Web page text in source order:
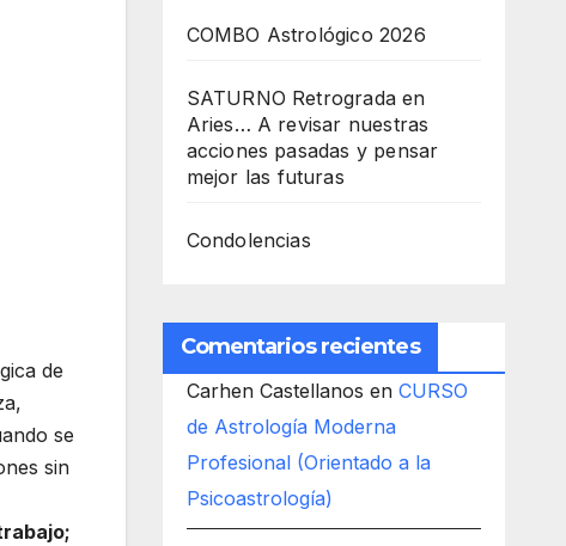
de
se
sin
COMBO Astrológico 2026
SATURNO Retrograda en
Aries… A revisar nuestras
acciones pasadas y pensar
mejor las futuras
Condolencias
Comentarios recientes
Carhen Castellanos en CURSO
de Astrología Moderna
Profesional (Orientado a la
Psicoastrología)